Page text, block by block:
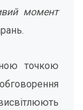
момент
точкою